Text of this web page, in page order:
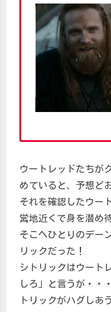
ウートレッドたちが
めていると、予想ど
それを確認したウー
営地近くで身を潜め
そこへひとりのデー
リックだった！
シトリックはウート
しろ」と言うが・・
トリックがハグしあう